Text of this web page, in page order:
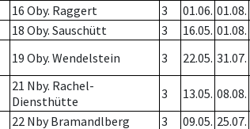
16 Oby. Raggert 3 01.06. 01.08.
18 Oby. Sauschütt 3 16.05. 01.08.
19 Oby. Wendelstein 3 22.05. 31.07.
21 Nby. Rachel-
Diensthütte
3 13.05. 08.08.
22 Nby Bramandlberg 3 09.05. 25.07.